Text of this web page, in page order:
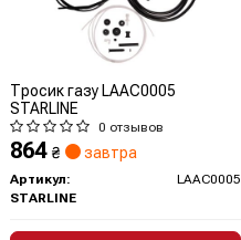
Тросик газу LAAC0005
STARLINE
0 отзывов
864 ₴ завтра
Артикул:
LAAC0005
STARLINE